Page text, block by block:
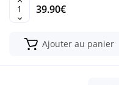
39.90€
Ajouter au panier